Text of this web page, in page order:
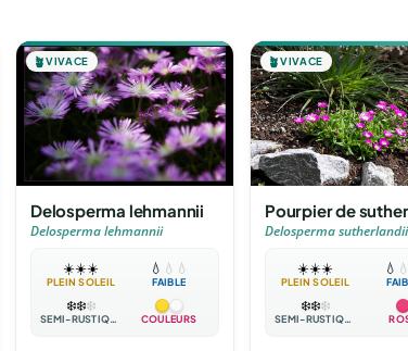
🪴VIVACE
Delosperma lehmannii
Delosperma lehmannii
☀️☀️☀️
PLEIN SOLEIL
💧 💧 💧
FAIBLE
❄️❄️❄️
SEMI-RUSTIQUE COULEURS
🪴VIVACE
Pourpier de
Delosperma sutherlandii
☀️☀️☀️
PLEIN SOLEIL
💧
❄️❄️❄️
SEMI-RUSTIQUE